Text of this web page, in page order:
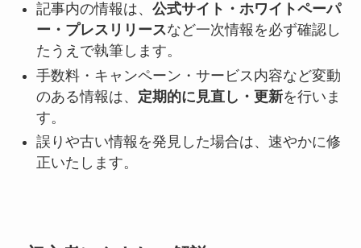
記事内の情報は、 公式サイト・ホワイトペーパ
ー・プレスリリースなど一次情報を必ず確認し
たうえで執筆します。
手数料・キャンペーン・サービス内容など変動
のある情報は、 定期的に見直し・更新を行いま
す。
誤りや古い情報を発見した場合は、速やかに修
正いたします。